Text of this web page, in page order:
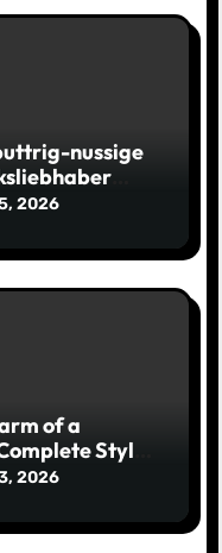
nussige
2026
of a
Style
2026